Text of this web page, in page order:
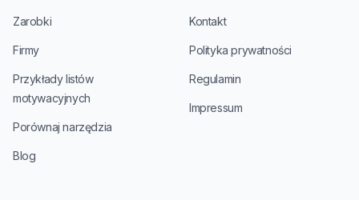
Zarobki
Firmy
Przykłady listów
motywacyjnych
Porównaj narzędzia
Blog
Kontakt
Polityka prywatności
Regulamin
Impressum